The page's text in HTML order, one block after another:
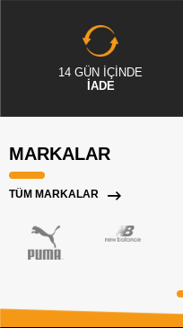
14 GÜN İÇİNDE
İADE
MARKALAR
TÜM MARKALAR